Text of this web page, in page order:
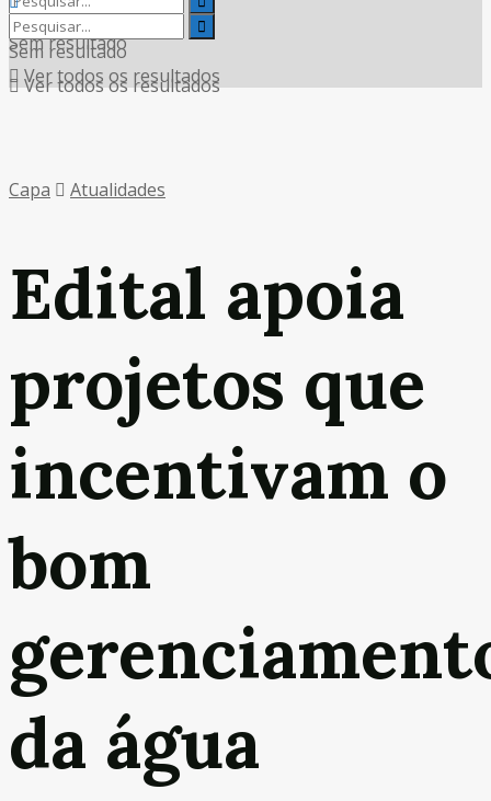
Sem resultado
Ver todos os resultados
Sem resultado
Ver todos os resultados
Capa Atualidades
Edital apoia
projetos que
incentivam o
bom
da água